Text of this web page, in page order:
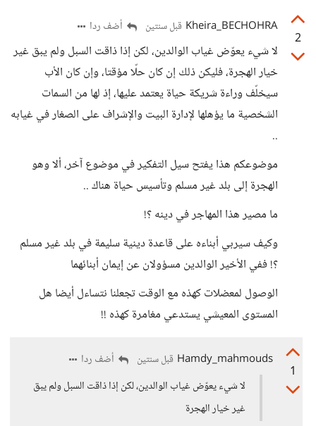
2
Kheira_BECHOHRA قبل سنتين أضف ردا
لا شيء يعوّض غياب الوالدين، لكن إذا ذاقت السبل ولم يبق غير
خيار الهجرة، فليكن ذلك إن كان حلّا مؤقتا، وإن كان الأب
سيخلّف وراءة شريكة حياة يعتمد عليها، إذ لها من السمات
الشخصية ما يؤهلها لإدارة البيت والإشراف على الصغار في غيابه
..
موضوعكم هذا يفتح سيل التفكير في موضوع آخر، ألا وهو
الهجرة إلى بلد غير مسلم وتأسيس حياة هناك ..
ما مصير هذا المهاجر في دينه ؟!
وكيف سيربي أبناءه على قاعدة دينية سليمة في بلد غير مسلم
؟! ففي الأخير الوالدين مسؤولان عن إيمان أبنائهما
الوصول لمعضلات كهذه مع الوقت تجعلنا نتساءل أيضا هل
المستوى المعيشي يستدعي مغامرة كهذه !!
1
Hamdy_mahmouds قبل سنتين
أضف ردا
لا شيء يعوّض غياب الوالدين، لكن إذا ذاقت السبل ولم يبق
غير خيار الهجرة